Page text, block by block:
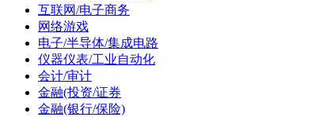
互联网/电子商务
网络游戏
电子/半导体/集成电路
仪器仪表/工业自动化
会计/审计
金融(投资/证券
金融(银行/保险)